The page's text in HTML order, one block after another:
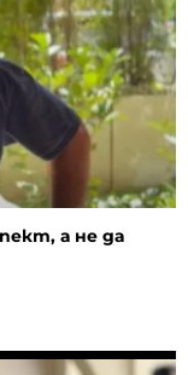
а не да